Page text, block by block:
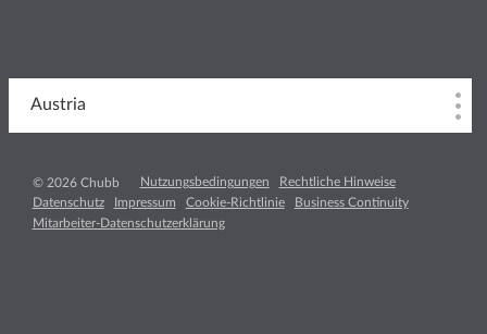
Austria
© 2026 Chubb Nutzungsbedingungen
Rechtliche Hinweise
Datenschutz
Impressum Cookie-Richtlinie
Business Continuity
Mitarbeiter-Datenschutzerklärung